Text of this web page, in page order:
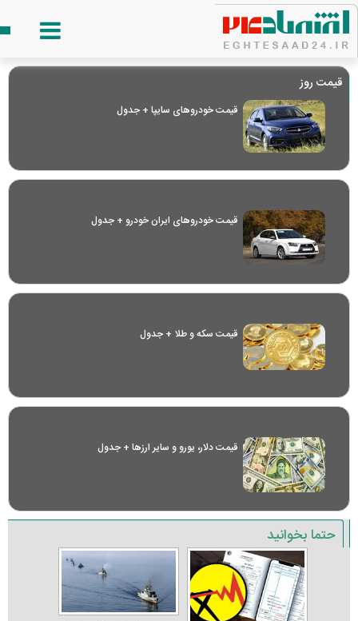
قیمت روز
قیمت خودرو‌های سایپا + جدول
قیمت خودرو‌های ایران خودرو + جدول
قیمت سکه و طلا + جدول
قیمت دلار، یورو و سایر ارز‌ها + جدول
حتما بخوانید